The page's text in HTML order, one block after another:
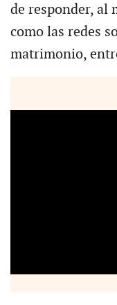
de responder, al
como las redes
matrimonio,